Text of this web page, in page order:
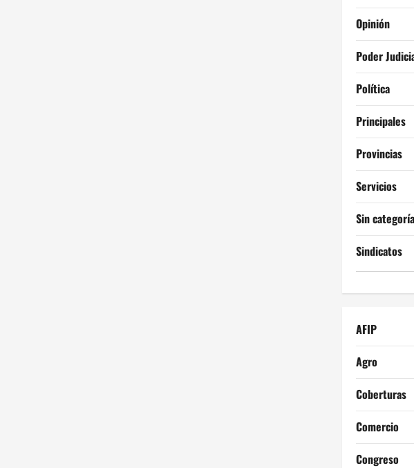
Opinión
Poder
Política
Principales
Provincias
Servicios
Sin categoría
Sindicatos
AFIP
Agro
Coberturas
Comercio
Congreso